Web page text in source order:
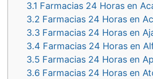
3.1 Farmacias 24 Horas en
3.2 Farmacias 24 Horas en
3.3 Farmacias 24 Horas en
3.4 Farmacias 24 Horas en
3.5 Farmacias 24 Horas en
3.6 Farmacias 24 Horas en